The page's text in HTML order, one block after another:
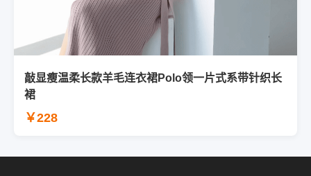
敲显瘦温柔长款羊毛连衣裙Polo领一片式系带针织长
裙
￥228